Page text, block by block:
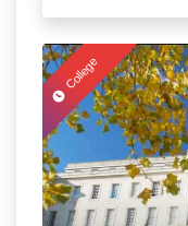
College